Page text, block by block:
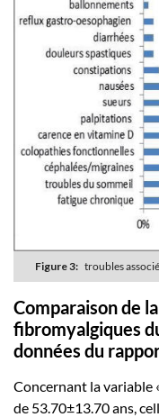
Figure 3: troubles
Comparaison de
fibromyalgiques
données du
Concernant la variable
de 53.70±13.70 ans,